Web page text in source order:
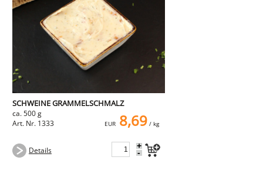
SCHWEINE GRAMMELSCHMALZ
ca. 500 g
Art. Nr. 1333
EUR 8,69/ kg
Details +
-